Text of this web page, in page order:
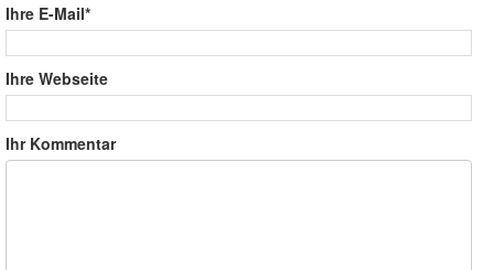
Ihre E-Mail*
Ihre Webseite
Ihr Kommentar